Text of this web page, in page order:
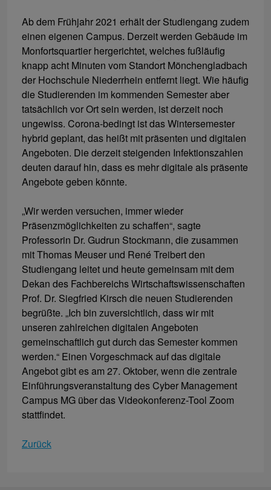
Ab dem Frühjahr 2021 erhält der Studiengang zudem
einen eigenen Campus. Derzeit werden Gebäude im
Monfortsquartier hergerichtet, welches fußläufig
knapp acht Minuten vom Standort Mönchengladbach
der Hochschule Niederrhein entfernt liegt. Wie häufig
die Studierenden im kommenden Semester aber
tatsächlich vor Ort sein werden, ist derzeit noch
ungewiss. Corona-bedingt ist das Wintersemester
hybrid geplant, das heißt mit präsenten und digitalen
Angeboten. Die derzeit steigenden Infektionszahlen
deuten darauf hin, dass es mehr digitale als präsente
Angebote geben könnte.
„Wir werden versuchen, immer wieder
Präsenzmöglichkeiten zu schaffen“, sagte
Professorin Dr. Gudrun Stockmann, die zusammen
mit Thomas Meuser und René Treibert den
Studiengang leitet und heute gemeinsam mit dem
Dekan des Fachbereichs Wirtschaftswissenschaften
Prof. Dr. Siegfried Kirsch die neuen Studierenden
begrüßte. „Ich bin zuversichtlich, dass wir mit
unseren zahlreichen digitalen Angeboten
gemeinschaftlich gut durch das Semester kommen
werden.“ Einen Vorgeschmack auf das digitale
Angebot gibt es am 27. Oktober, wenn die zentrale
Einführungsveranstaltung des Cyber Management
Campus MG über das Videokonferenz-Tool Zoom
stattfindet.
Zurück